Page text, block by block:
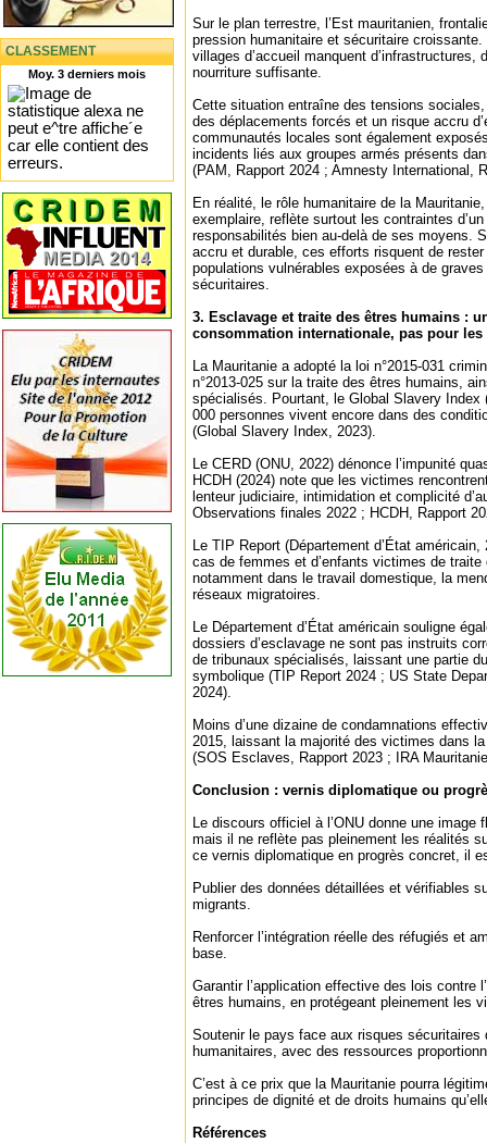
CLASSEMENT
Moy. 3 derniers mois
Sur le plan terrestre, l’Est mauritanien,
pression humanitaire et sécuritaire
villages d’accueil manquent d’infrastructures,
nourriture suffisante.
Cette situation entraîne des tensions
des déplacements forcés et un risque accru
communautés locales sont également
incidents liés aux groupes armés présents
(PAM, Rapport 2024 ; Amnesty International,
En réalité, le rôle humanitaire de la
exemplaire, reflète surtout les contraintes
responsabilités bien au-delà de ses moyens.
accru et durable, ces efforts risquent de
populations vulnérables exposées à de
sécuritaires.
3. Esclavage et traite des êtres humains :
consommation internationale, pas pour les
La Mauritanie a adopté la loi n°2015-031
n°2013-025 sur la traite des êtres humains,
spécialisés. Pourtant, le Global Slavery Index
000 personnes vivent encore dans des
(Global Slavery Index, 2023).
Le CERD (ONU, 2022) dénonce l’impunité
HCDH (2024) note que les victimes
lenteur judiciaire, intimidation et complicité
Observations finales 2022 ; HCDH, Rapport
Le TIP Report (Département d’État
cas de femmes et d’enfants victimes de
notamment dans le travail domestique, la
réseaux migratoires.
Le Département d’État américain souligne
dossiers d’esclavage ne sont pas instruits
de tribunaux spécialisés, laissant une partie
symbolique (TIP Report 2024 ; US State
2024).
Moins d’une dizaine de condamnations
2015, laissant la majorité des victimes dans
(SOS Esclaves, Rapport 2023 ; IRA
Conclusion : vernis diplomatique ou
Le discours officiel à l’ONU donne une image
mais il ne reflète pas pleinement les réalités
ce vernis diplomatique en progrès concret, il
Publier des données détaillées et vérifiables
migrants.
Renforcer l’intégration réelle des réfugiés et
base.
Garantir l’application effective des lois contre
êtres humains, en protégeant pleinement les
Soutenir le pays face aux risques sécuritaires
humanitaires, avec des ressources
C’est à ce prix que la Mauritanie pourra
principes de dignité et de droits humains
Références